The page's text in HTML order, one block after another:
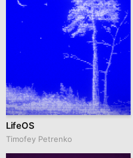
LifeOS
Timofey Petrenko